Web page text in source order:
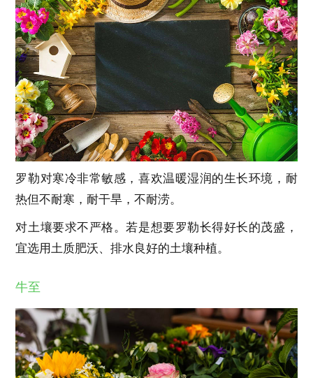
罗勒对寒冷非常敏感，喜欢温暖湿润的生长环境，耐
热但不耐寒，耐干旱，不耐涝。
对土壤要求不严格。若是想要罗勒长得好长的茂盛，
宜选用土质肥沃、排水良好的土壤种植。
牛至